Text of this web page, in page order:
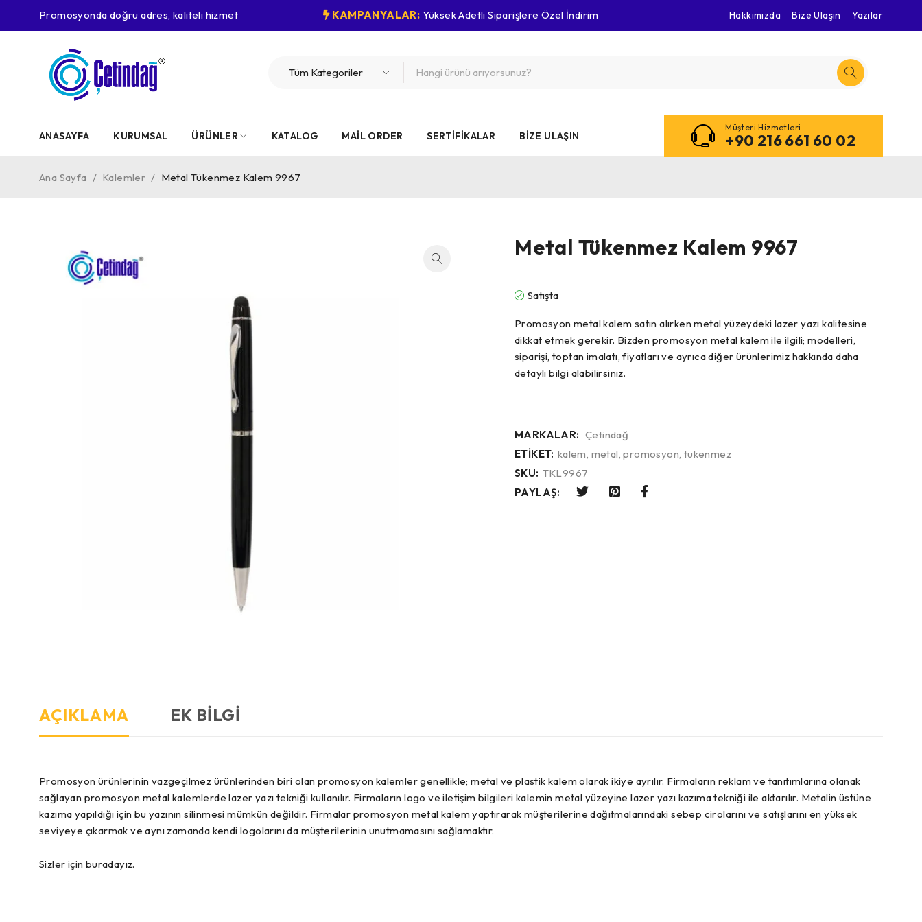
Promosyonda doğru adres, kaliteli hizmet KAMPANYALAR: Yüksek Adetli Siparişlere Özel İndirim Hakkımızda Bize Ulaşın Yazılar
ANASAYFA KURUMSAL ÜRÜNLER KATALOG MAIL ORDER SERTIFIKALAR BIZE ULAŞIN
Müşteri Hizmetleri
+90 216 661 60 02
Ana Sayfa / Kalemler / Metal Tükenmez Kalem 9967
Metal Tükenmez Kalem 9967
Satışta
Promosyon metal kalem satın alırken metal yüzeydeki lazer yazı kalitesine
dikkat etmek gerekir. Bizden promosyon metal kalem ile ilgili; modelleri,
siparişi, toptan imalatı, fiyatları ve ayrıca diğer ürünlerimiz hakkında daha
detaylı bilgi alabilirsiniz.
MARKALAR: Çetindağ
ETIKET: kalem, metal,promosyon, tükenmez
SKU: TKL9967
PAYLAŞ:
AÇIKLAMA EK BILGI
Promosyon ürünlerinin vazgeçilmez ürünlerinden biri olan promosyon kalemler genellikle; metal ve plastik kalem olarak ikiye ayrılır. Firmaların reklam ve tanıtımlarına olanak
sağlayan promosyon metal kalemlerde lazer yazı tekniği kullanılır. Firmaların logo ve iletişim bilgileri kalemin metal yüzeyine lazer yazı kazıma tekniği ile aktarılır. Metalin üstüne
kazıma yapıldığı için bu yazının silinmesi mümkün değildir. Firmalar promosyon metal kalem yaptırarak müşterilerine dağıtmalarındaki sebep cirolarını ve satışlarını en yüksek
seviyeye çıkarmak ve aynı zamanda kendi logolarını da müşterilerinin unutmamasını sağlamaktır.
Sizler için buradayız.